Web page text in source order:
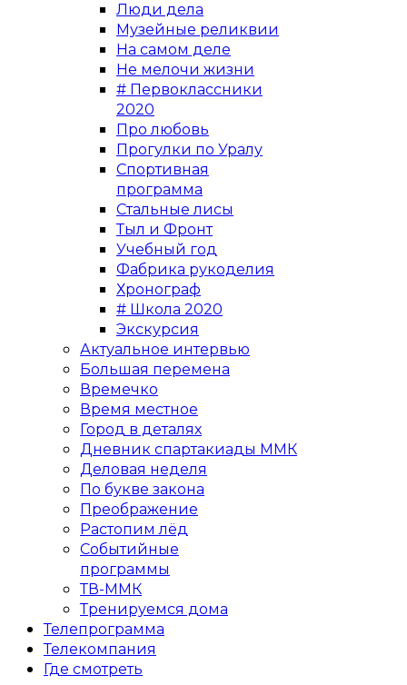
Люди дела
Музейные реликвии
На самом деле
Не мелочи жизни
# Первоклассники
2020
Про любовь
Прогулки по Уралу
Спортивная
программа
Стальные лисы
Тыл и Фронт
Учебный год
Фабрика рукоделия
Хронограф
# Школа 2020
Экскурсия
Актуальное интервью
Большая перемена
Времечко
Время местное
Город в деталях
Дневник спартакиады ММК
Деловая неделя
По букве закона
Преображение
Растопим лёд
Событийные
программы
ТВ-ММК
Тренируемся дома
Телепрограмма
Телекомпания
Где смотреть